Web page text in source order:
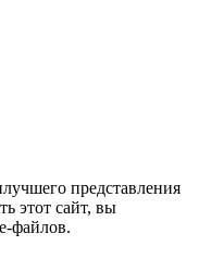
представления
этот сайт, вы
файлов.